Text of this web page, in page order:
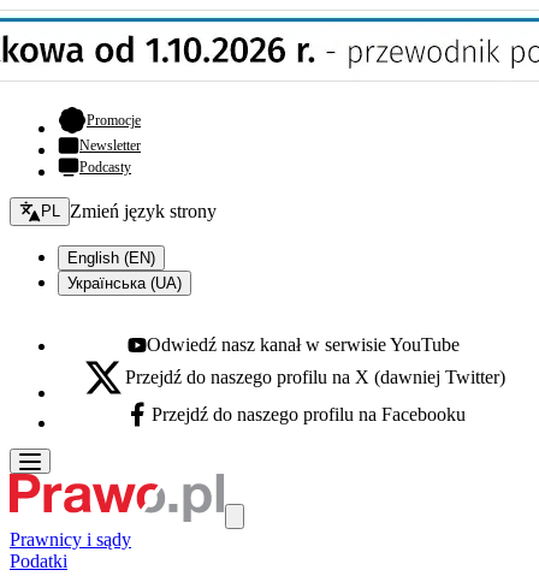
Promocje- otwiera się w nowej karcie
Newsletter
Podcasty
Zmień język - bieżący:
PL Zmień język strony
English (EN)
Українська (UA)
Youtube - otwiera się w nowej karcie
Odwiedź nasz kanał w serwisie YouTube
X - otwiera się w nowej karcie
Przejdź do naszego profilu na X (dawniej Twitter)
Facebook - otwiera się w nowej karcie
Przejdź do naszego profilu na Facebooku
Prawnicy i sądy
Podatki